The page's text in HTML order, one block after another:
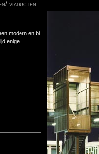
viaducten
modern en bij
enige